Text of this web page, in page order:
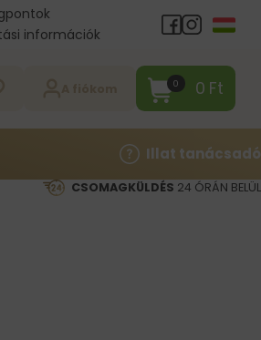
információk
0 0 Ft
Illat tanácsadó
CSOMAGKÜLDÉS 24 ÓRÁN BELÜL